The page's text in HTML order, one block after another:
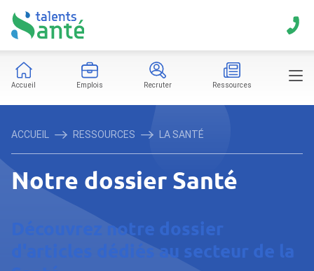
Accueil Emplois Recruter Ressources
ACCUEIL RESSOURCES LA SANTÉ
Notre dossier Santé
Découvrez notre dossier
d'articles dédiés au secteur de la